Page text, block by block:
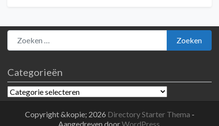
Zoeken naar:
Zoeken
Categorieën
Categorieën
Copyright &kopie; 2026 Directory Starter Thema -
Aangedreven doorWordPress